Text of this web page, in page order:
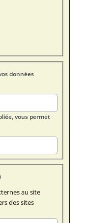
données
vous permet
au site
des sites